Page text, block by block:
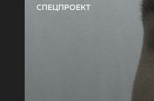
СПЕЦПРОЕКТ